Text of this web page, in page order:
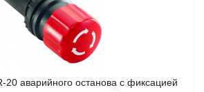
20 аварийного останова с фиксацией